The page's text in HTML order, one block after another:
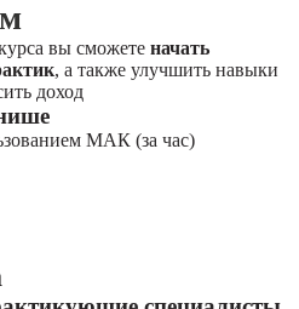
вы сможете начать
, а также улучшить навыки
доход
МАК (за час)